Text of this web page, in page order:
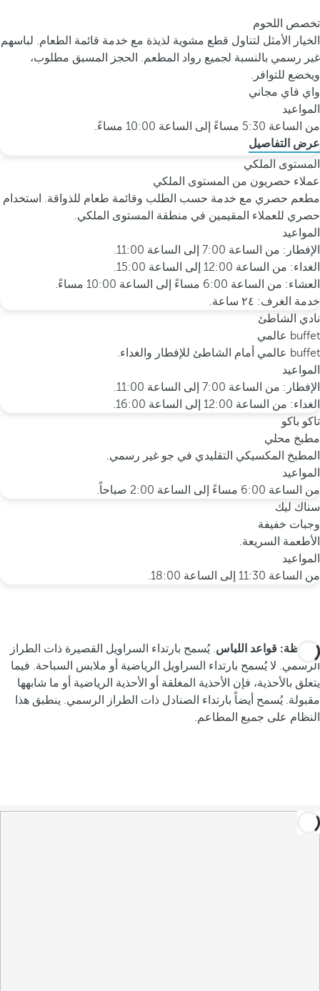
تخصص اللحوم
الخيار الأمثل لتناول قطع مشوية لذيذة مع خدمة قائمة الطعام. لباسهم
غير رسمي بالنسبة لجميع رواد المطعم. الحجز المسبق مطلوب،
ويخضع للتوافر.
واي فاي مجاني
المواعيد
من الساعة 5:30 مساءً إلى الساعة 10:00 مساءً.
عرض التفاصيل
المستوى الملكي
عملاء حصريون من المستوى الملكي
مطعم حصري مع خدمة حسب الطلب وقائمة طعام للذواقة. استخدام
حصري للعملاء المقيمين في منطقة المستوى الملكي.
المواعيد
الإفطار: من الساعة 7:00 إلى الساعة 11:00.
الغداء: من الساعة 12:00 إلى الساعة 15:00.
العشاء: من الساعة 6:00 مساءً إلى الساعة 10:00 مساءً.
خدمة الغرف: ٢٤ ساعة.
نادي الشاطئ
buffet عالمي
buffet عالمي أمام الشاطئ للإفطار والغداء.
المواعيد
الإفطار: من الساعة 7:00 إلى الساعة 11:00.
الغداء: من الساعة 12:00 إلى الساعة 16:00.
تاكو باكو
مطبخ محلي
المطبخ المكسيكي التقليدي في جو غير رسمي.
المواعيد
من الساعة 6:00 مساءً إلى الساعة 2:00 صباحاً.
سناك ليك
وجبات خفيفة
الأطعمة السريعة.
المواعيد
من الساعة 11:30 إلى الساعة 18:00.
ملاحظة: قواعد اللباس. يُسمح بارتداء السراويل القصيرة ذات الطراز
الرسمي. لا يُسمح بارتداء السراويل الرياضية أو ملابس السباحة. فيما
يتعلق بالأحذية، فإن الأحذية المغلقة أو الأحذية الرياضية أو ما شابهها
مقبولة. يُسمح أيضاً بارتداء الصنادل ذات الطراز الرسمي. ينطبق هذا
النظام على جميع المطاعم.